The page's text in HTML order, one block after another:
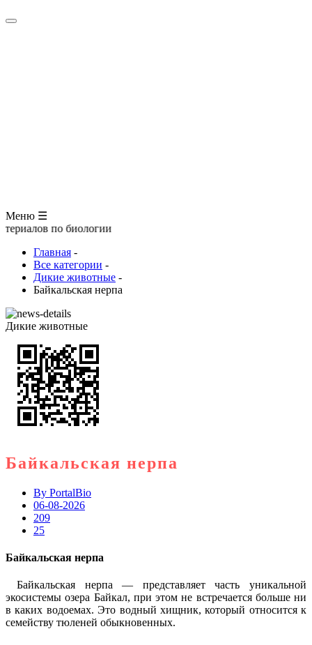
Меню ☰
биологии
Главная -
Все категории -
Дикие животные -
Байкальская нерпа
Дикие животные
Байкальская нерпа
By PortalBio
06-08-2026
209
25
Байкальская нерпа
Байкальская нерпа — представляет часть уникальной
экосистемы озера Байкал, при этом не встречается больше ни
в каких водоемах. Это водный хищник, который относится к
семейству тюленей обыкновенных.